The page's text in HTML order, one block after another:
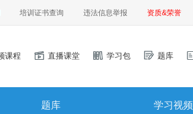
培训证书查询 违法信息举报 资质&荣誉
课程 直播课堂 学习包 题库
题库 学习视频